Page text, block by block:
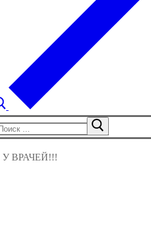
ВРАЧЕЙ!!!